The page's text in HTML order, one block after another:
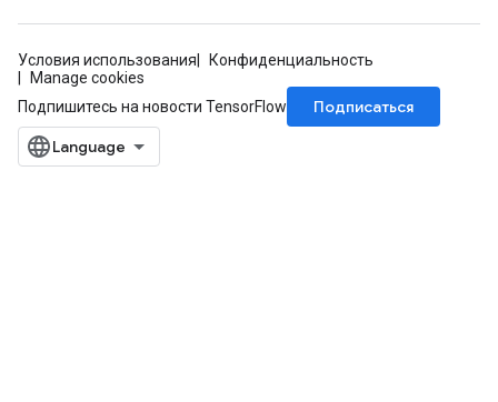
Условия использования
Конфиденциальность
Manage cookies
Подпишитесь на новости TensorFlow
Подписаться